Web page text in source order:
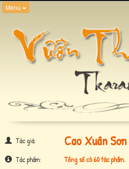
Menu
Tác giả: Cao Xuân Sơn
Tác phẩm:
Tổng số có 60 tác phẩm.